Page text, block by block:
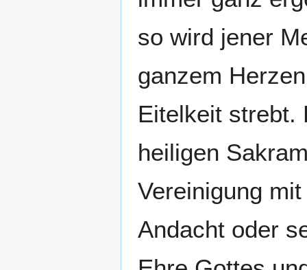
so wird jener
ganzem
Eitelkeit strebt.
heiligen
Vereinigung
Andacht oder